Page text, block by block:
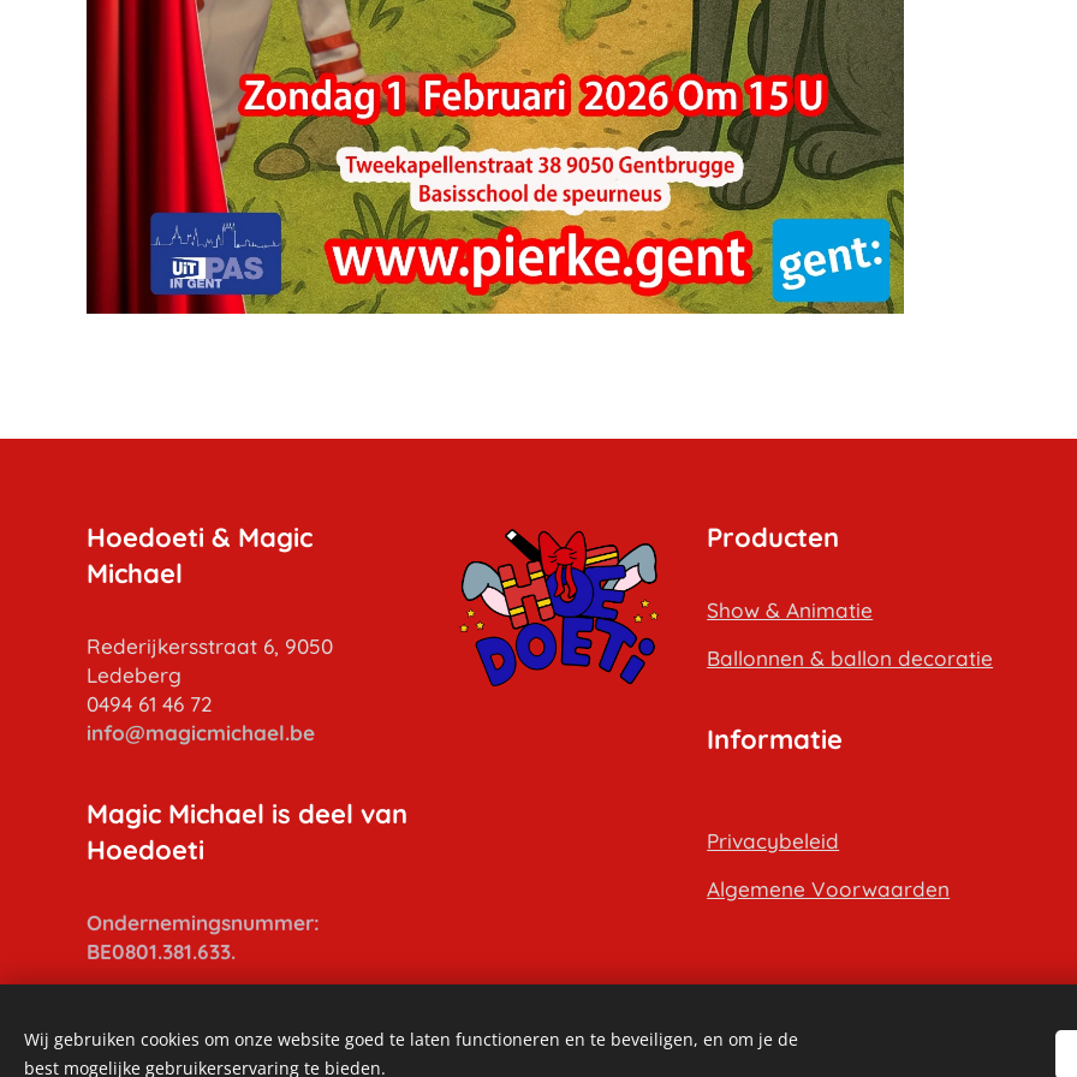
Hoedoeti & Magic
Michael
Rederijkersstraat 6, 9050
Ledeberg
0494 61 46 72
info@magicmichael.be
Magic Michael is deel van
Hoedoeti
Ondernemingsnummer:
BE0801.381.633.
Producten
Show & Animatie
Ballonnen & ballon decoratie
Informatie
Privacybeleid
Algemene Voorwaarden
Wij gebruiken cookies om onze website goed te laten functioneren en te beveiligen, en om je de
best mogelijke gebruikerservaring te bieden.